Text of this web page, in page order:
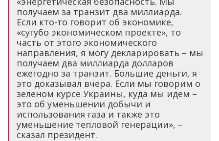
получаем за транзит два миллиарда.
Если кто-то говорит об экономике,
«сугубо экономическом проекте», то
часть от этого экономического
направления, я могу декларировать – мы
получаем два миллиарда долларов
ежегодно за транзит. Большие деньги, я
это доказывал вчера. Если мы говорим о
зеленом курсе Украины, куда мы идем –
это об уменьшении добычи и
использования газа и также это
уменьшение тепловой генерации», –
сказал президент.